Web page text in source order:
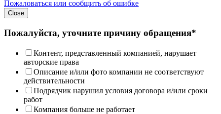
Пожаловаться или сообщить об ошибке
Close
Пожалуйста, уточните причину обращения*
Контент, представленный компанией, нарушает
авторские права
Описание и/или фото компании не соответствуют
действительности
Подрядчик нарушил условия договора и/или сроки
работ
Компания больше не работает